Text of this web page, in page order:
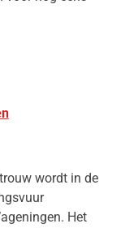
wordt in de
Het